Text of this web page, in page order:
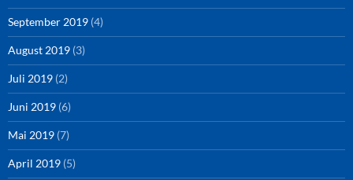
September 2019 (4)
August 2019 (3)
Juli 2019 (2)
Juni 2019 (6)
Mai 2019 (7)
April 2019 (5)